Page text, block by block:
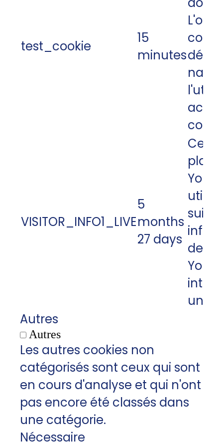
test_cookie
15
minutes
VISITOR_INFO1_LIVE
5
months
27 days
Ce
des
un
Autres
Autres
Les autres cookies non
catégorisés sont ceux qui sont
en cours d'analyse et qui n'ont
pas encore été classés dans
une catégorie.
Nécessaire